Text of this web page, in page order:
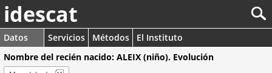
idescat
Datos Servicios Métodos
El Instituto
Nombre del recién nacido: ALEIX (niño). Evolución